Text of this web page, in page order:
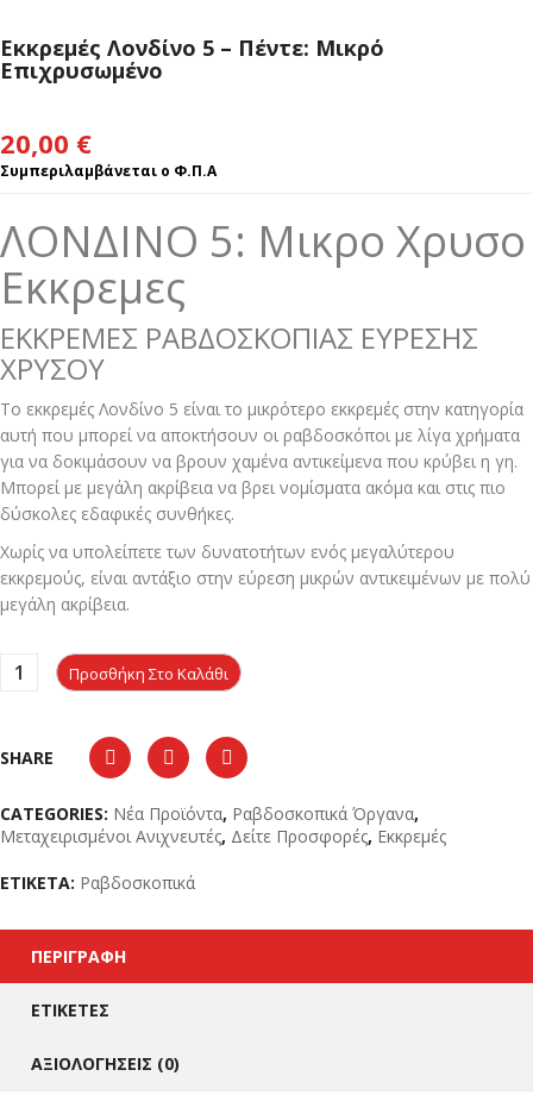
Εκκρεμές Λονδίνο 5 – Πέντε: Μικρό
Επιχρυσωμένο
20,00 €
Συμπεριλαμβάνεται ο Φ.Π.Α
ΛΟΝΔΙΝΟ 5: Μικρο Χρυσο
Εκκρεμες
ΕΚΚΡΕΜΕΣ ΡΑΒΔΟΣΚΟΠΙΑΣ ΕΥΡΕΣΗΣ
ΧΡΥΣΟΥ
Το εκκρεμές Λονδίνο 5 είναι το μικρότερο εκκρεμές στην κατηγορία
αυτή που μπορεί να αποκτήσουν οι ραβδοσκόποι με λίγα χρήματα
για να δοκιμάσουν να βρουν χαμένα αντικείμενα που κρύβει η γη.
Μπορεί με μεγάλη ακρίβεια να βρει νομίσματα ακόμα και στις πιο
δύσκολες εδαφικές συνθήκες.
Χωρίς να υπολείπετε των δυνατοτήτων ενός μεγαλύτερου
εκκρεμούς, είναι αντάξιο στην εύρεση μικρών αντικειμένων με πολύ
μεγάλη ακρίβεια.
Προσθήκη Στο Καλάθι
SHARE
CATEGORIES: Νέα Προϊόντα, Ραβδοσκοπικά Όργανα,
Μεταχειρισμένοι Ανιχνευτές, Δείτε Προσφορές, Εκκρεμές
ΕΤΙΚΈΤΑ: Ραβδοσκοπικά
ΠΕΡΙΓΡΑΦΉ
ΕΤΙΚΈΤΕΣ
ΑΞΙΟΛΟΓΉΣΕΙΣ (0)